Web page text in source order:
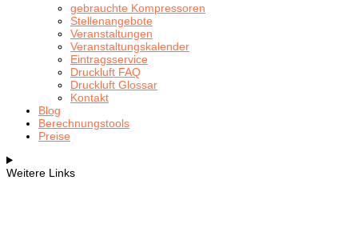
gebrauchte Kompressoren
Stellenangebote
Veranstaltungen
Veranstaltungskalender
Eintragsservice
Druckluft FAQ
Druckluft Glossar
Kontakt
Blog
Berechnungstools
Preise
Weitere Links